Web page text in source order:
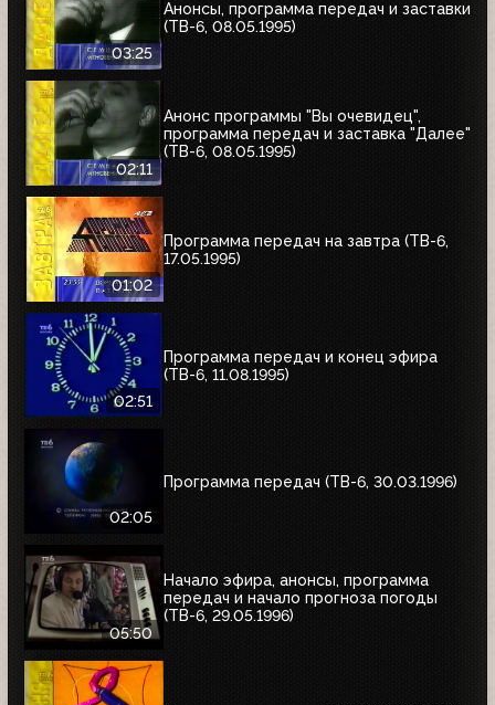
03:25
Анонсы, программа передач и заставки
(ТВ-6, 08.05.1995)
02:11
Анонс программы "Вы очевидец",
программа передач и заставка "Далее"
(ТВ-6, 08.05.1995)
01:02
Программа передач на завтра (ТВ-6,
17.05.1995)
02:51
Программа передач и конец эфира
(ТВ-6, 11.08.1995)
02:05
Программа передач (ТВ-6, 30.03.1996)
05:50
Начало эфира, анонсы, программа
передач и начало прогноза погоды
(ТВ-6, 29.05.1996)